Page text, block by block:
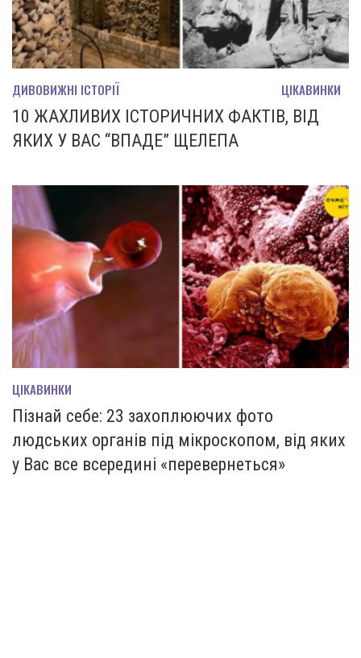
ДИВОВИЖНІ ІСТОРІЇ ЦІКАВИНКИ
10 ЖАХЛИВИХ ІСТОРИЧНИХ ФАКТІВ, ВІД
ЯКИХ У ВАС “ВПАДЕ” ЩЕЛЕПА
ЦІКАВИНКИ
Пізнай себе: 23 захоплюючих фото
людських органів під мікроскопом, від яких
у Вас все всередині «перевернеться»